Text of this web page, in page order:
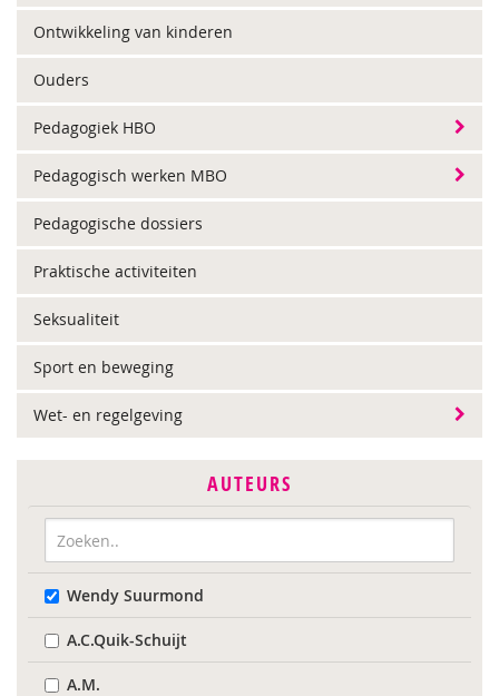
Ontwikkeling van kinderen
Ouders
Pedagogiek HBO
Pedagogisch werken MBO
Pedagogische dossiers
Praktische activiteiten
Seksualiteit
Sport en beweging
Wet- en regelgeving
AUTEURS
Wendy Suurmond
A.C.Quik-Schuijt
A.M.